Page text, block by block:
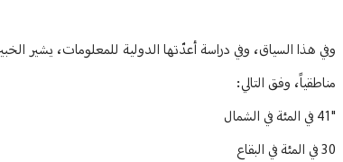
وفي هذا السياق، وفي دراسة أعدّتها الدولية للمعلومات، يشير
مناطقياً، وفق التالي:
"41 في المئة في الشمال
30 في المئة في البقاع